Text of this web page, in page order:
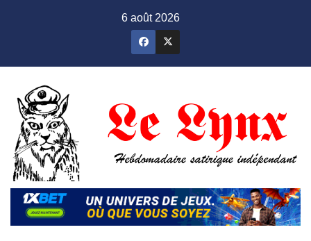
6 août 2026